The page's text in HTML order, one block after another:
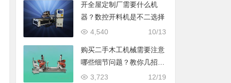
开全屋定制厂需要什么机
器？数控开料机是不二选择
10/13
4,540
购买二手木工机械需要注意
哪些细节问题？教你几招避
免成为冤大头
12/19
3,723